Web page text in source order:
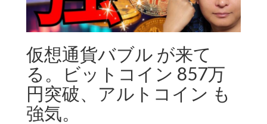
仮想通貨バブル が来て
る。ビットコイン 857万
円突破、アルトコイン も
強気。